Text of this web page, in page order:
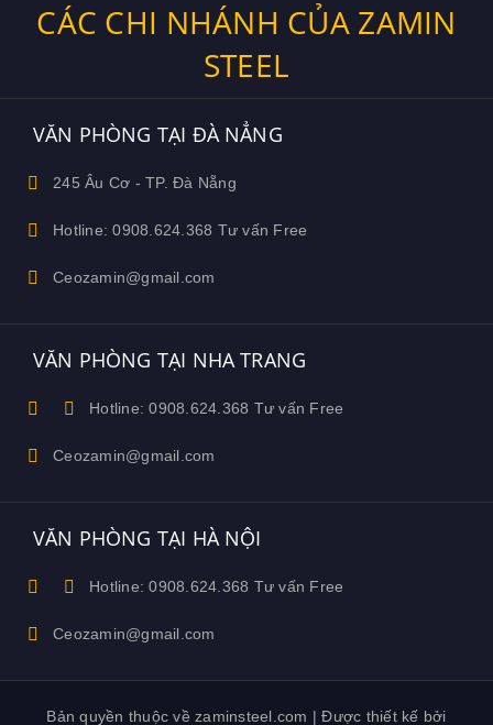
CÁC CHI NHÁNH CỦA ZAMIN
STEEL
VĂN PHÒNG TẠI ĐÀ NẲNG
245 Âu Cơ - TP. Đà Nẵng
Hotline: 0908.624.368 Tư vấn Free
Ceozamin@gmail.com
VĂN PHÒNG TẠI NHA TRANG
Hotline: 0908.624.368 Tư vấn Free
Ceozamin@gmail.com
VĂN PHÒNG TẠI HÀ NỘI
Hotline: 0908.624.368 Tư vấn Free
Ceozamin@gmail.com
Bản quyền thuộc về zaminsteel.com | Được thiết kế bởi